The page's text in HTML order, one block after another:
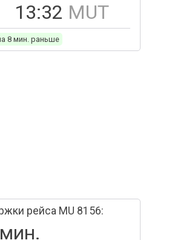
13:32 MUT
8 мин. раньше
рейса MU 8156: